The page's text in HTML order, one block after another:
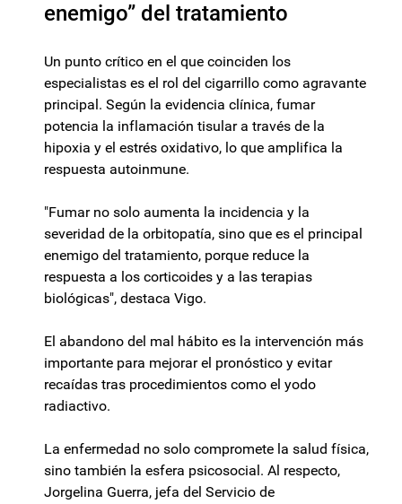
enemigo” del tratamiento
Un punto crítico en el que coinciden los
especialistas es el rol del cigarrillo como agravante
principal. Según la evidencia clínica, fumar
potencia la inflamación tisular a través de la
hipoxia y el estrés oxidativo, lo que amplifica la
respuesta autoinmune.
"Fumar no solo aumenta la incidencia y la
severidad de la orbitopatía, sino que es el principal
enemigo del tratamiento, porque reduce la
respuesta a los corticoides y a las terapias
biológicas", destaca Vigo.
El abandono del mal hábito es la intervención más
importante para mejorar el pronóstico y evitar
recaídas tras procedimientos como el yodo
radiactivo.
La enfermedad no solo compromete la salud física,
sino también la esfera psicosocial. Al respecto,
Jorgelina Guerra, jefa del Servicio de